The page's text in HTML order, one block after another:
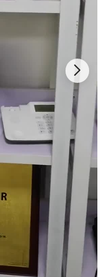
회전을 지원𝕩니다
다
니다
자동으로 잠금/엽니다
수 있습니다
해 4G 모듈을 사용𝕠 수